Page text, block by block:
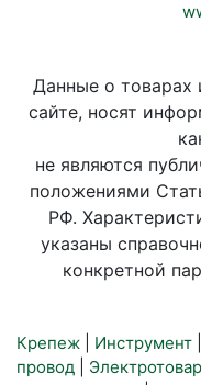
Данные о товарах
сайте, носят
не являются
положениями
РФ.
указаны
конкретной
Крепеж Инструмент
провод